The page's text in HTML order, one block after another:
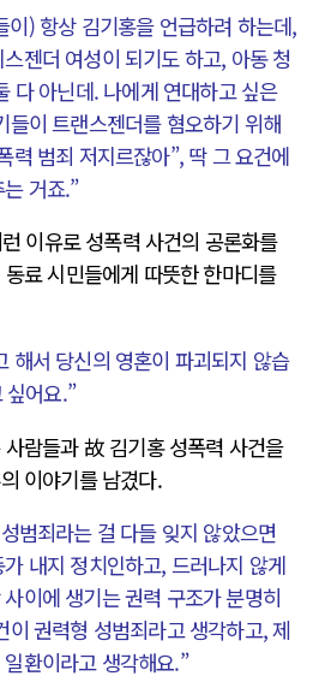
이) 항상 김기홍을 언급하려 하는데,
젠더 여성이 되기도 하고, 아동 청
다 아닌데. 나에게 연대하고 싶은
들이 트랜스젠더를 혐오하기 위해
력 범죄 저지르잖아”, 딱 그 요건에
거죠.”
이유로 성폭력 사건의 공론화를
료 시민들에게 따뜻한 한마디를
해서 당신의 영혼이 파괴되지 않습
싶어요.”
람들과 故 김기홍 성폭력 사건을
이야기를 남겼다.
범죄라는 걸 다들 잊지 않았으면
내지 정치인하고, 드러나지 않게
이에 생기는 권력 구조가 분명히
이 권력형 성범죄라고 생각하고, 제
환이라고 생각해요.”